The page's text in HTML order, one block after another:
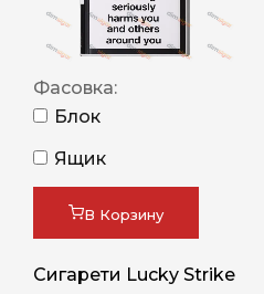
Фасовка:
Блок
Ящик
В Корзину
Сигарети Lucky Strike